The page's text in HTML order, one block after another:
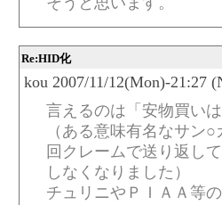
Re:HID化
kou 2007/11/12(Mon)-21:27
言えるのは「安物買い
（ある意味有名なサン
回クレームで送り返し
しなくなりました）
チュリニやＰＩＡＡ等